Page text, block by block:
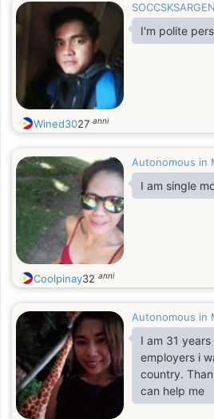
SOCCSKSARGEN
I'm polite
Wined3027 anni
Autonomous in
I am single
Coolpinay32 anni
Autonomous in
I am 31
employers i
country.
can help me